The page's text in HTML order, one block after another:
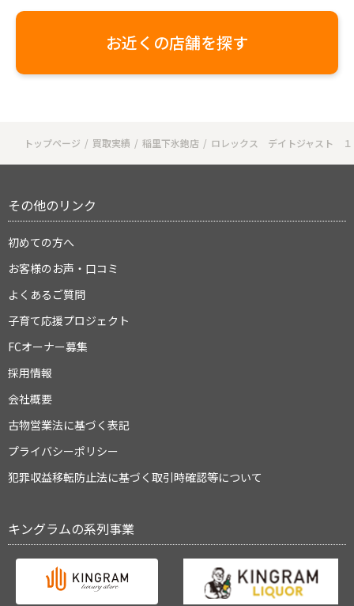
お近くの店舗を探す
トップページ 買取実績 稲里下氷鉋店 ロレックス デイトジャスト
その他のリンク
初めての方へ
お客様のお声・口コミ
よくあるご質問
子育て応援プロジェクト
FCオーナー募集
採用情報
会社概要
古物営業法に基づく表記
プライバシーポリシー
犯罪収益移転防止法に基づく取引時確認等について
キングラムの系列事業